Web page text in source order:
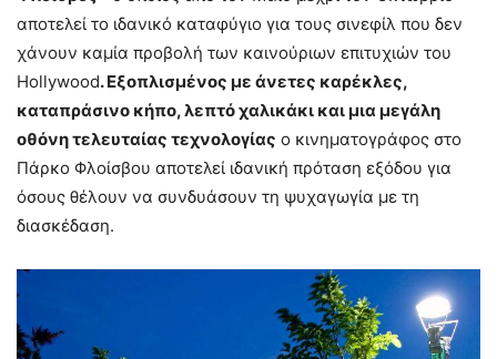
αποτελεί το ιδανικό καταφύγιο για τους σινεφίλ που δεν
χάνουν καμία προβολή των καινούριων επιτυχιών του
Hollywood. Εξοπλισμένος με άνετες καρέκλες,
καταπράσινο κήπο, λεπτό χαλικάκι και μια μεγάλη
οθόνη τελευταίας τεχνολογίας ο κινηματογράφος στο
Πάρκο Φλοίσβου αποτελεί ιδανική πρόταση εξόδου για
όσους θέλουν να συνδυάσουν τη ψυχαγωγία με τη
διασκέδαση.